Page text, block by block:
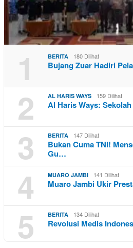
1 BERITA 180 Dilihat
Bujang Zuar Hadiri
2 AL HARIS WAYS 159 Dilihat
Al Haris Ways:
3 BERITA 147 Dilihat
Bukan Cuma TNI!
Gu…
4 MUARO JAMBI 141 Dilihat
Muaro Jambi Ukir
5 BERITA 134 Dilihat
Revolusi Medis